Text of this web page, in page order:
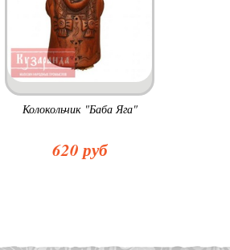
Колокольчик "Баба Яга"
620 руб